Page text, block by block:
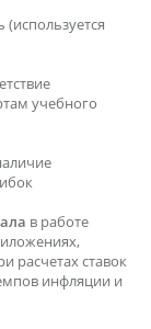
(используется
учебного
в работе
расчетах ставок
инфляции и